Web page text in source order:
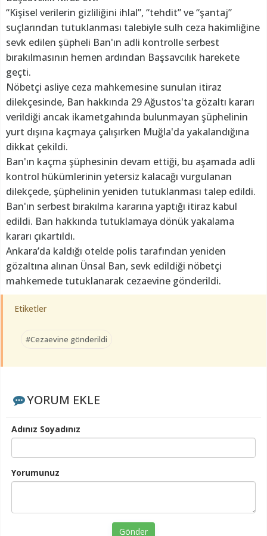
“Kişisel verilerin gizliliğini ihlal”, “tehdit” ve “şantaj”
suçlarından tutuklanması talebiyle sulh ceza hakimliğine
sevk edilen şüpheli Ban'ın adli kontrolle serbest
bırakılmasının hemen ardından Başsavcılık harekete
geçti.
Nöbetçi asliye ceza mahkemesine sunulan itiraz
dilekçesinde, Ban hakkında 29 Ağustos'ta gözaltı kararı
verildiği ancak ikametgahında bulunmayan şüphelinin
yurt dışına kaçmaya çalışırken Muğla'da yakalandığına
dikkat çekildi.
Ban'ın kaçma şüphesinin devam ettiği, bu aşamada adli
kontrol hükümlerinin yetersiz kalacağı vurgulanan
dilekçede, şüphelinin yeniden tutuklanması talep edildi.
Ban'ın serbest bırakılma kararına yaptığı itiraz kabul
edildi. Ban hakkında tutuklamaya dönük yakalama
kararı çıkartıldı.
Ankara’da kaldığı otelde polis tarafından yeniden
gözaltına alınan Ünsal Ban, sevk edildiği nöbetçi
mahkemede tutuklanarak cezaevine gönderildi.
Etiketler
#Cezaevine gönderildi
YORUM EKLE
Adınız Soyadınız
Yorumunuz
Gönder